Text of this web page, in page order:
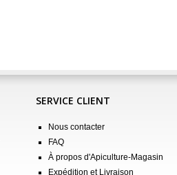
SERVICE CLIENT
Nous contacter
FAQ
À propos d'Apiculture-Magasin
Expédition et Livraison